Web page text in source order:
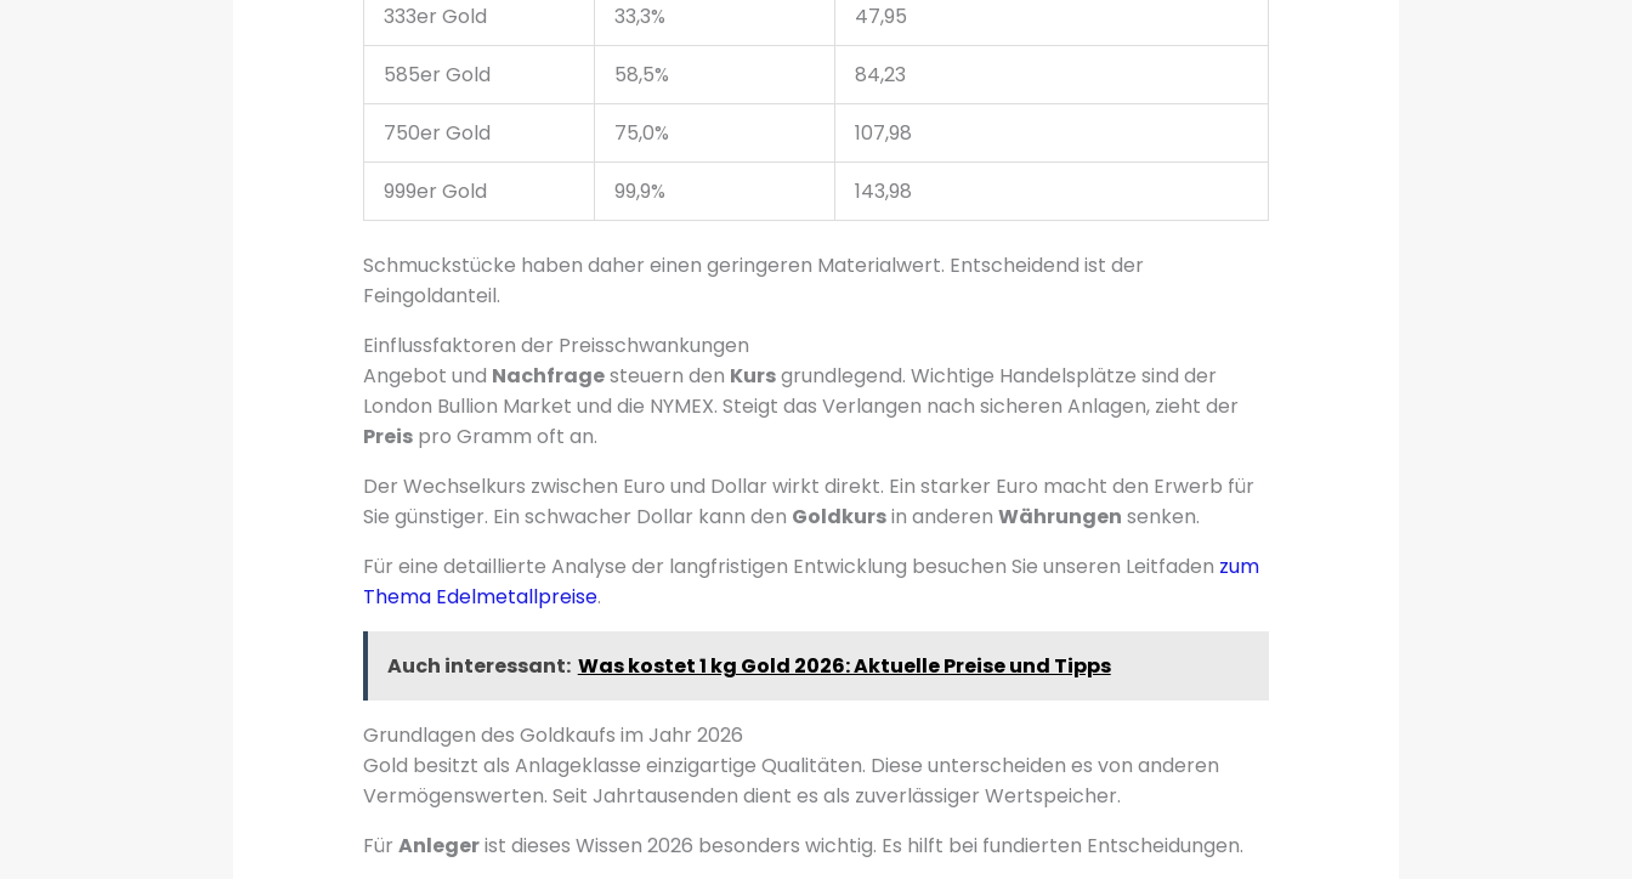
333er Gold 33,3% 47,95
585er Gold 58,5% 84,23
750er Gold 75,0% 107,98
999er Gold 99,9% 143,98
Schmuckstücke haben daher einen geringeren Materialwert. Entscheidend ist der
Feingoldanteil.
Einflussfaktoren der Preisschwankungen
Angebot und Nachfragesteuern den Kursgrundlegend. Wichtige Handelsplätze sind der
London Bullion Market und die NYMEX. Steigt das Verlangen nach sicheren Anlagen, zieht der
Preispro Gramm oft an.
Der Wechselkurs zwischen Euro und Dollar wirkt direkt. Ein starker Euro macht den Erwerb für
Sie günstiger. Ein schwacher Dollar kann den Goldkursin anderen Währungen senken.
Für eine detaillierte Analyse der langfristigen Entwicklung besuchen Sie unseren Leitfaden zum
Thema Edelmetallpreise.
Auch interessant: Was kostet 1 kg Gold 2026: Aktuelle Preise und Tipps
Grundlagen des Goldkaufs im Jahr 2026
Gold besitzt als Anlageklasse einzigartige Qualitäten. Diese unterscheiden es von anderen
Vermögenswerten. Seit Jahrtausenden dient es als zuverlässiger Wertspeicher.
Für Anlegerist dieses Wissen 2026 besonders wichtig. Es hilft bei fundierten Entscheidungen.